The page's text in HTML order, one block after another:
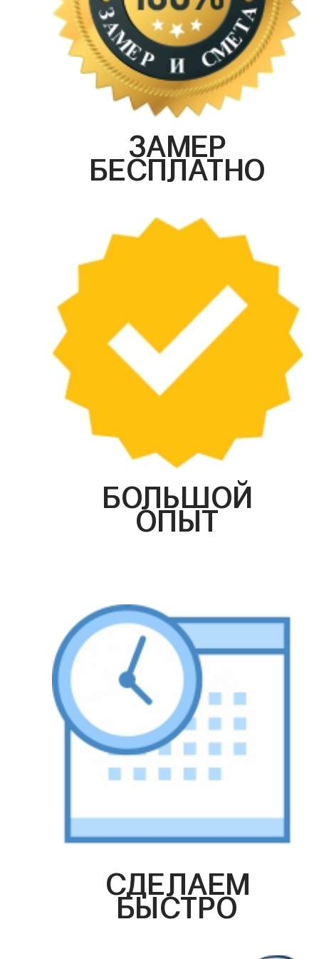
ЗАМЕР
БЕСПЛАТНО
БОЛЬШОЙ
ОПЫТ
СДЕЛАЕМ
БЫСТРО